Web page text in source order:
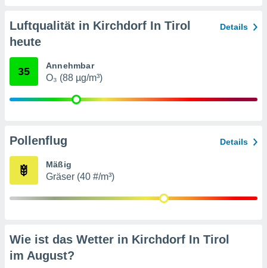
zur
von
der
von
Luftqualität in Kirchdorf In Tirol
heute
Details
35 Annehmbar
O₃ (88 µg/m³)
Pollenflug Details
Mäßig
Gräser (40 #/m³)
Wie ist das Wetter in Kirchdorf In Tirol
im August?